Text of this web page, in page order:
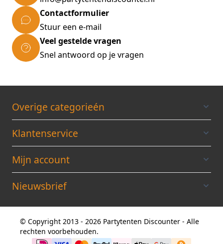
Contactformulier
Stuur een e-mail
Veel gestelde vragen
Snel antwoord op je vragen
Overige categorieén
Klantenservice
Mijn account
Nieuwsbrief
© Copyright 2013 - 2026 Partytenten Discounter - Alle
rechten voorbehouden.